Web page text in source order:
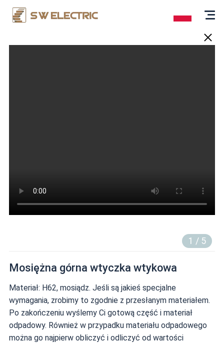
1 / 5
Mosiężna górna wtyczka wtykowa
Materiał: H62, mosiądz. Jeśli są jakieś specjalne
wymagania, zrobimy to zgodnie z przesłanym materiałem.
Po zakończeniu wyślemy Ci gotową część i materiał
odpadowy. Również w przypadku materiału odpadowego
można go najpierw obliczyć i odliczyć od wartości